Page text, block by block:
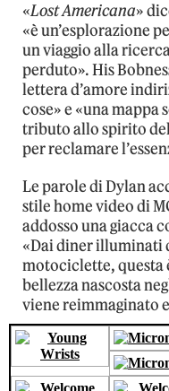
«Lost Americana»
«è un’esplorazione
un viaggio alla
perduto». His
lettera d’amore
cose» e «una
tributo allo spirito
per reclamare
Le parole di Dylan
stile home video di
addosso una giacca
«Dai diner illuminati
motociclette, questa
bellezza nascosta
viene reimmaginato